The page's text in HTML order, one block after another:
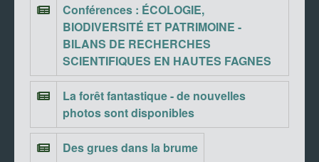
Conférences : ÉCOLOGIE,
BIODIVERSITÉ ET PATRIMOINE -
BILANS DE RECHERCHES
SCIENTIFIQUES EN HAUTES FAGNES
La forêt fantastique - de nouvelles
photos sont disponibles
Des grues dans la brume